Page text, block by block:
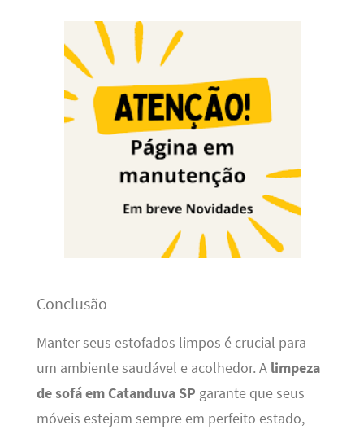
Conclusão
Manter seus estofados limpos é crucial para
um ambiente saudável e acolhedor. A limpeza
de sofá em Catanduva SP garante que seus
móveis estejam sempre em perfeito estado,